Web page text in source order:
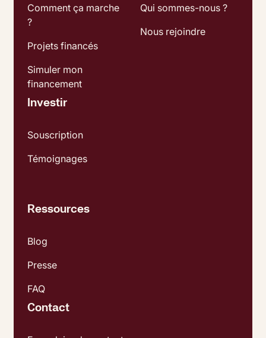
Comment ça marche
?
Projets financés
Simuler mon
financement
Investir
Souscription
Témoignages
Qui sommes-nous ?
Nous rejoindre
Ressources
Blog
Presse
FAQ
Contact